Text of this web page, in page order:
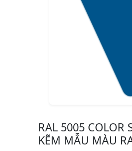
RAL 5005 COLOR
KẼM MẪU MÀU